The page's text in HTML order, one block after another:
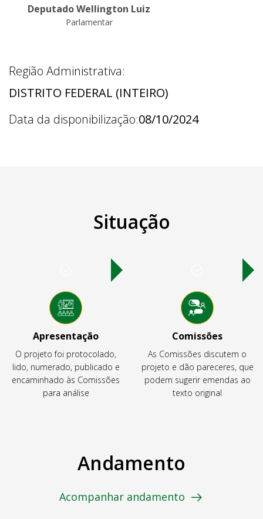
Deputado Wellington Luiz
Parlamentar
Região Administrativa:
DISTRITO FEDERAL (INTEIRO)
Data da disponibilização:08/10/2024
Situação
Apresentação
O projeto foi protocolado,
lido, numerado, publicado e
encaminhado às Comissões
para análise
Comissões
As Comissões discutem o
projeto e dão pareceres, que
podem sugerir emendas ao
texto original
Andamento
Acompanhar andamento